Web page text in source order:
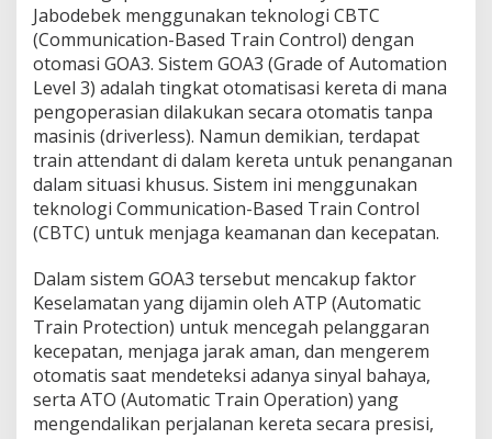
a
n
a
n
P
e
l
a
n
g
g
a
Jabodebek menggunakan teknologi CBTC
(Communication-Based Train Control) dengan
otomasi GOA3. Sistem GOA3 (Grade of Automation
Level 3) adalah tingkat otomatisasi kereta di mana
pengoperasian dilakukan secara otomatis tanpa
masinis (driverless). Namun demikian, terdapat
train attendant di dalam kereta untuk penanganan
dalam situasi khusus. Sistem ini menggunakan
teknologi Communication-Based Train Control
(CBTC) untuk menjaga keamanan dan kecepatan.
Dalam sistem GOA3 tersebut mencakup faktor
Keselamatan yang dijamin oleh ATP (Automatic
Train Protection) untuk mencegah pelanggaran
kecepatan, menjaga jarak aman, dan mengerem
otomatis saat mendeteksi adanya sinyal bahaya,
serta ATO (Automatic Train Operation) yang
mengendalikan perjalanan kereta secara presisi,